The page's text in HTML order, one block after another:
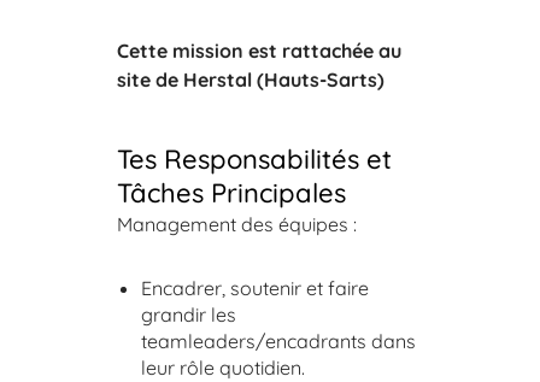
Cette mission est rattachée au
site de Herstal (Hauts-Sarts)
Tes Responsabilités et
Tâches Principales
Management des équipes :
Encadrer, soutenir et faire
grandir les
teamleaders/encadrants dans
leur rôle quotidien.